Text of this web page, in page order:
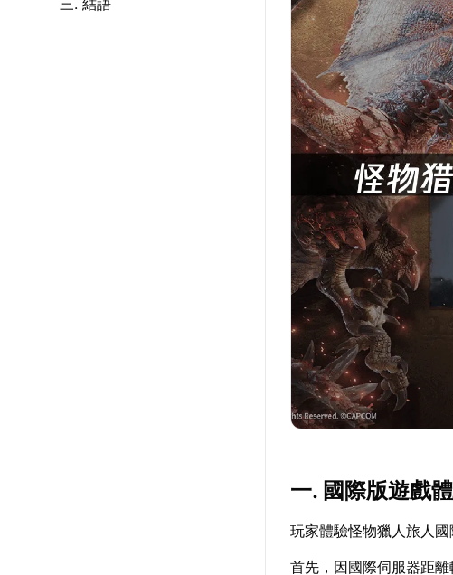
三. 結語
一. 國際版遊戲
玩家體驗怪物獵人旅人
首先，因國際伺服器距